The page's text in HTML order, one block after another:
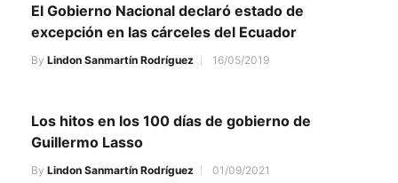
El Gobierno Nacional declaró estado de
excepción en las cárceles del Ecuador
By Lindon Sanmartín Rodríguez 16/05/2019
Los hitos en los 100 días de gobierno de
Guillermo Lasso
By Lindon Sanmartín Rodríguez 01/09/2021